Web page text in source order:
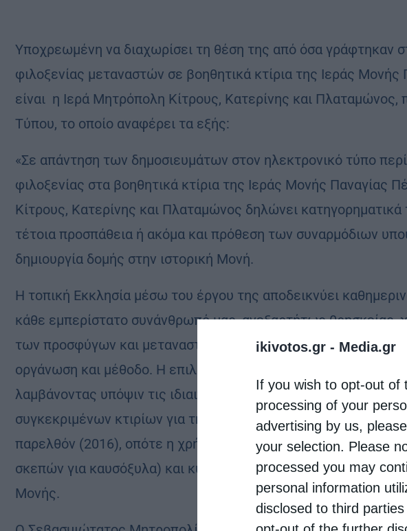
ikivotos.gr - Media.gr
If you wish to opt-out of
processing of your
advertising by us,
your selection. Please
processed you may
personal information
disclosed to third
Υποχρεωμένη να διαχωρίσει τη θέση της από όσα γράφτηκαν
φιλοξενίας μεταναστών σε βοηθητικά κτίρια της Ιεράς
είναι η Ιερά Μητρόπολη Κίτρους, Κατερίνης και Πλαταμώνος,
Τύπου, το οποίο αναφέρει τα εξής:
«Σε απάντηση των δημοσιευμάτων στον ηλεκτρονικό τύπο
φιλοξενίας στα βοηθητικά κτίρια της Ιεράς Μονής Παναγίας
Κίτρους, Κατερίνης και Πλαταμώνος δηλώνει
τέτοια προσπάθεια ή ακόμα και πρόθεση των συναρμόδιων
δημιουργία δομής στην ιστορική Μονή.
Η τοπική Εκκλησία μέσω του έργου της αποδεικνύει
κάθε εμπερίστατο συνάνθρωπό μας, ανεξαρτήτως θρησκείας,
των προσφύγων και μεταναστών θα πρέπει να γίνεται με
οργάνωση και μέθοδο. Η επιλογή των τόπων υποδοχής δεν
λαμβάνοντας υπόψιν τις ιδιαιτερότητες και τις ανάγκες
συγκεκριμένων κτιρίων για την λειτουργία δομής φιλοξενίας
παρελθόν (2016), οπότε η χρήση τους είχε ως αποτέλεσμα
σκεπών για καυσόξυλα) και κυρίως τον φρικτό θάνατο δύο
Μονής.